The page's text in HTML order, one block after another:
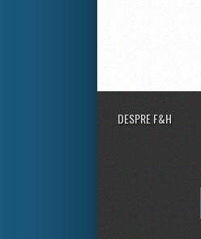
DESPRE F&H